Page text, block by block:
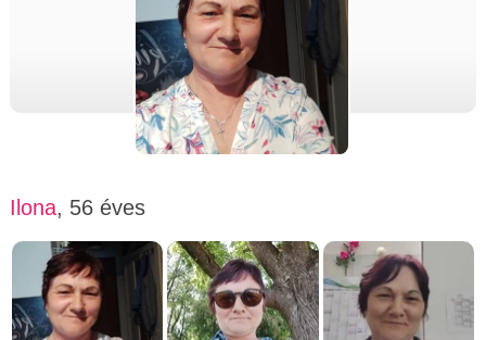
Ilona, 56 éves